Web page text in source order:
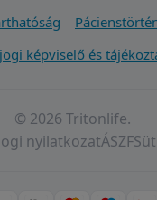
képviselő és
© 2026 Tritonlife.
Jogi nyilatkozatÁSZF